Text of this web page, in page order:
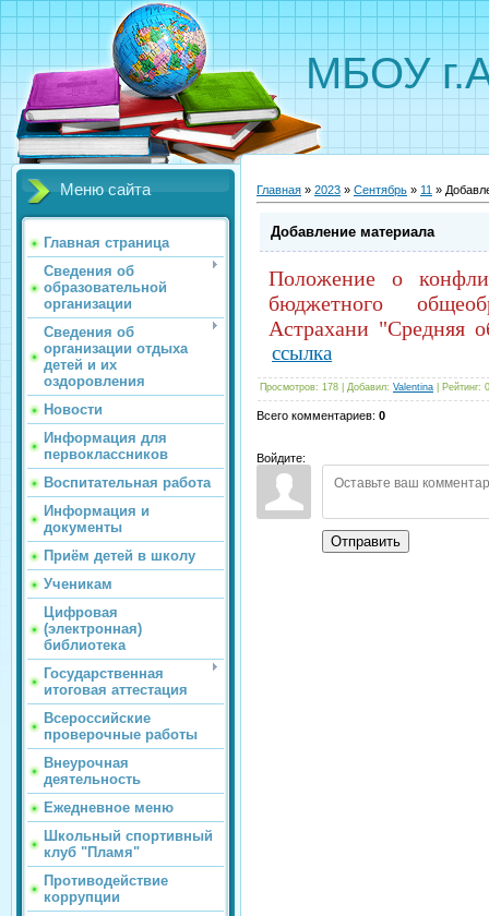
МБОУ
Меню сайта
Главная страница
Сведения об
образовательной
организации
Сведения об
организации отдыха
детей и их
оздоровления
Новости
Информация для
первоклассников
Воспитательная работа
Информация и
документы
Приём детей в школу
Ученикам
Цифровая
(электронная)
библиотека
Государственная
итоговая аттестация
Всероссийские
проверочные работы
Внеурочная
деятельность
Ежедневное меню
Школьный спортивный
клуб "Пламя"
Противодействие
коррупции
Главная » 2023 » Сентябрь » 11 »
Добавление материала
Положение о
бюджетного
Астрахани "Средняя
ссылка
Просмотров: 178 Добавил: Valentina Рейтинг:
Всего комментариев: 0
Войдите:
Отправить